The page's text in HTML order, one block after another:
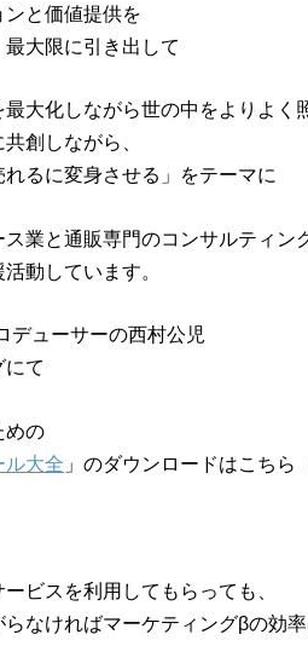
と価値提供を
大限に引き出して
大化しながら世の中をよりよく
創しながら、
れるに変身させる」をテーマに
業と通販専門のコンサルティン
動しています。
デューサーの西村公児
にて
めの
ル大全 」のダウンロードはこちら
ビスを利用してもらっても、
なければマーケティングβの効率